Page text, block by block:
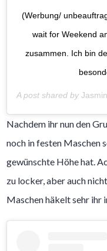
(Werbung/
wait for Weekend
zusammen. Ich bin
A post shared by
Nachdem ihr nun den
noch in festen Maschen
gewünschte Höhe hat.
zu locker, aber auch
Maschen häkelt sehr ihr